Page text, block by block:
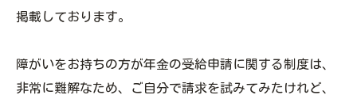
掲載しております。
障がいをお持ちの方が年金の受給申請に関する制度は、
非常に難解なため、ご自分で請求を試みてみたけれど、